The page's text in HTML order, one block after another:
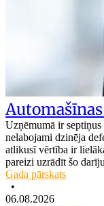
Uzņēmumā ir septiņus
nelabojami dzinēja
atlikusī vērtība ir
pareizi uzrādīt šo
Gada pārskats
•
06.08.2026